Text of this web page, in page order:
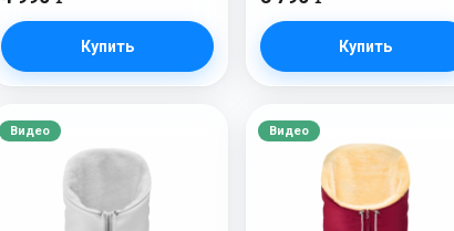
Купить Купить
Видео Видео